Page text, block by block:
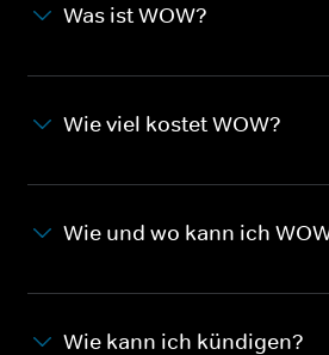
Was ist WOW?
Wie viel kostet WOW?
Wie und wo kann ich
Wie kann ich kündigen?